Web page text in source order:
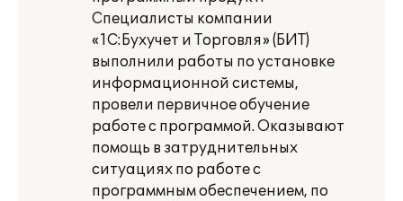
Специалисты компании
«1С:Бухучет и Торговля» (БИТ)
выполнили работы по установке
информационной системы,
провели первичное обучение
работе с программой. Оказывают
помощь в затруднительных
ситуациях по работе с
программным обеспечением, по